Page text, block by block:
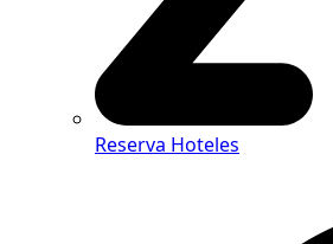
Reserva Hoteles